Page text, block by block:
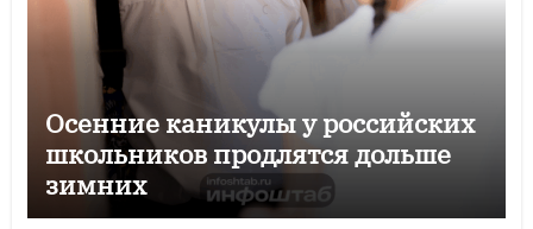
Осенние каникулы у российских
школьников продлятся дольше
зимних